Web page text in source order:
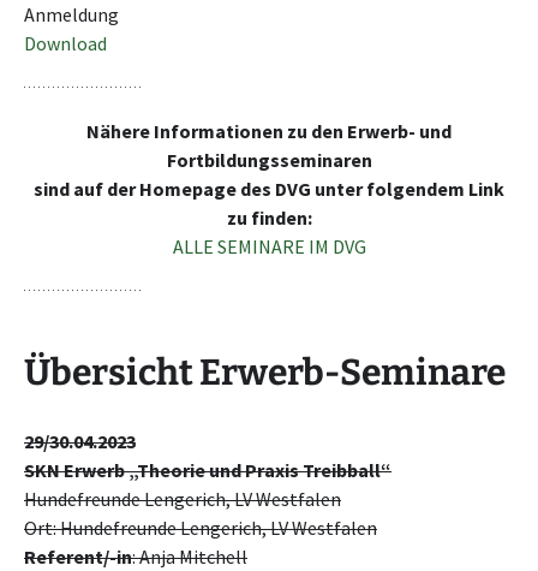
Anmeldung
Download
Nähere Informationen zu den Erwerb- und
Fortbildungsseminaren
sind auf der Homepage des DVG unter folgendem Link
zu finden:
ALLE SEMINARE IM DVG
Übersicht Erwerb-Seminare
29/30.04.2023
SKN Erwerb „Theorie und Praxis Treibball“
Hundefreunde Lengerich, LV Westfalen
Ort: Hundefreunde Lengerich, LV Westfalen
Referent/-in: Anja Mitchell